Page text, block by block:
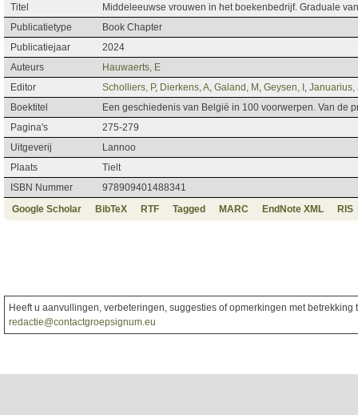
Titel
Middeleeuwse vrouwen in het boekenbedrijf. Graduale
Publicatietype
Book Chapter
Publicatiejaar
2024
Auteurs
Hauwaerts, E
Editor
Scholliers, P, Dierkens, A Galand, M Geysen, I Januarius,
Boektitel
Een geschiedenis van België in 100 voorwerpen. Van de
Pagina's
275-279
Uitgeverij
Lannoo
Plaats
Tielt
ISBN Nummer
978909401488341
Google Scholar
BibTeX RTF Tagged MARC EndNote XML RIS
Heeft u aanvullingen, verbeteringen, suggesties of opmerkingen met
redactie@contactgroepsignum.eu